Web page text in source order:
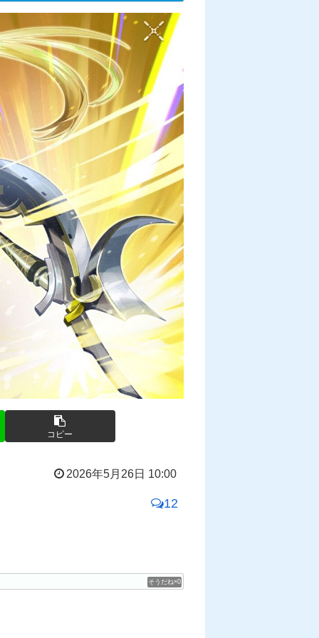
コピー
2026年5月26日 10:00
12
0